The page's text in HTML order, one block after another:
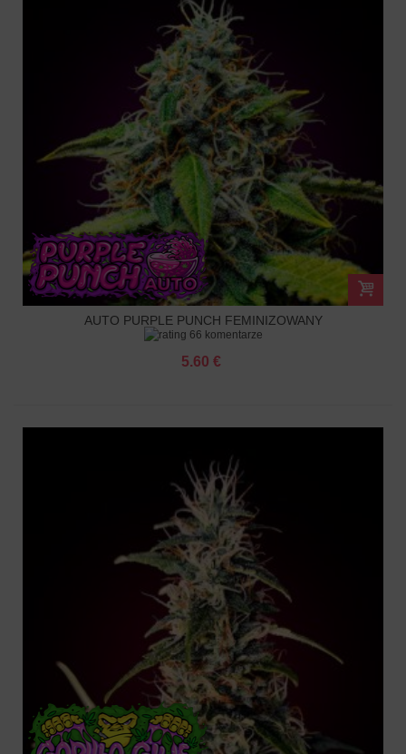
AUTO PURPLE PUNCH FEMINIZOWANY
66 komentarze
5.60 €